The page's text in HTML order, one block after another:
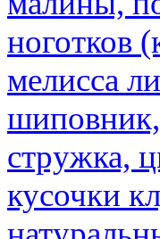
ноготков
мелисса
шиповник,
стружка,
кусочки